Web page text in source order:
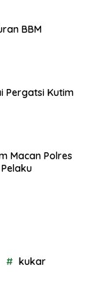
BBM
Pergatsi Kutim
Macan Polres
kukar